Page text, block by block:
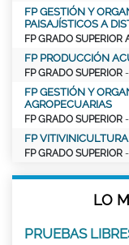
FP GESTIÓN Y
PAISAJÍSTICOS A
FP GRADO SUPERIOR
FP PRODUCCIÓN
FP GRADO SUPERIOR
FP GESTIÓN Y
AGROPECUARIAS
FP GRADO SUPERIOR
FP VITIVINICULTURA
FP GRADO SUPERIOR
LO
PRUEBAS